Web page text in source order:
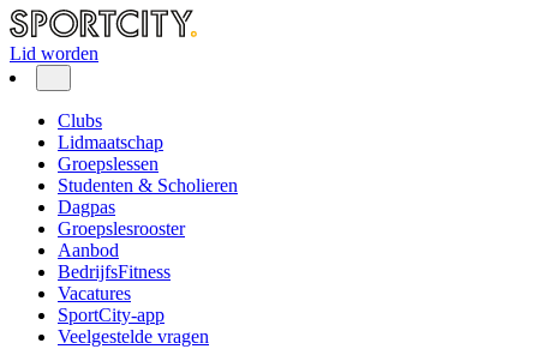
Lid worden
Clubs
Lidmaatschap
Groepslessen
Studenten & Scholieren
Dagpas
Groepslesrooster
Aanbod
BedrijfsFitness
Vacatures
SportCity-app
Veelgestelde vragen